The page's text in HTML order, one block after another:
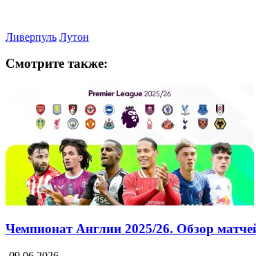
Ливерпуль Лутон
Смотрите также:
Чемпионат Англии 2025/26. Обзор